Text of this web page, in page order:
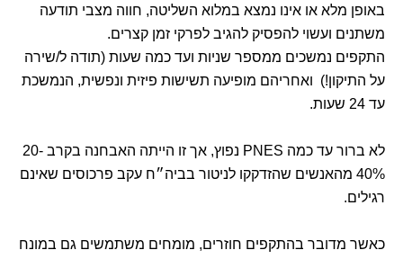
באופן מלא או אינו נמצא במלוא השליטה, חווה מצבי תודעה
משתנים ועשוי להפסיק להגיב לפרקי זמן קצרים.
התקפים נמשכים ממספר שניות ועד כמה שעות (תודה ל/שירה
על התיקון!) ואחריהם מופיעה תשישות פיזית ונפשית, הנמשכת
עד 24 שעות.
לא ברור עד כמה PNES נפוץ, אך זו הייתה האבחנה בקרב 20-
40% מהאנשים שהזדקקו לניטור בביה״ח עקב פרכוסים שאינם
רגילים.
כאשר מדובר בהתקפים חוזרים, מומחים משתמשים גם במונח